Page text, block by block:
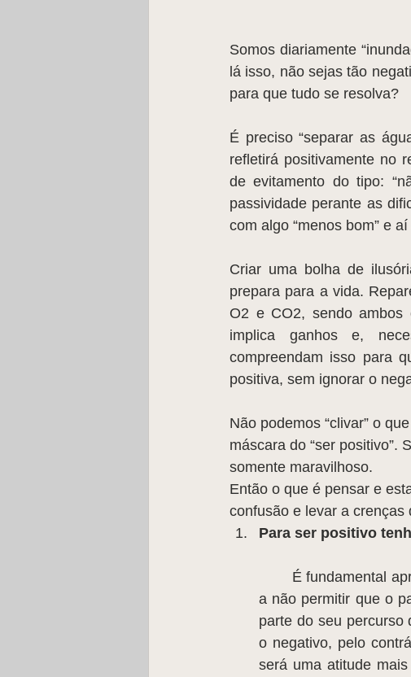
Somos diariamente
lá isso, não sejas tão
para que tudo se resolva?
É preciso “separar as
refletirá positivamente no
de evitamento do tipo:
passividade perante as
com algo “menos bom” e
Criar uma bolha de
prepara para a vida.
O2 e CO2, sendo
implica ganhos e,
compreendam isso para
positiva, sem ignorar o
Não podemos “clivar” o
máscara do “ser positivo”.
somente maravilhoso.
Então o que é pensar e
confusão e levar a crenças
Para ser positivo
a não permitir que o
parte do seu percurso
o negativo, pelo
será uma atitude